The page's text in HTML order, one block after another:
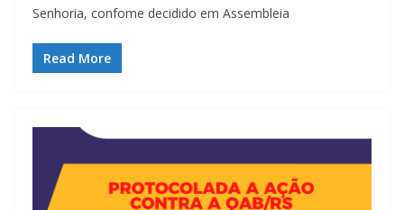
Senhoria, confome decidido em Assembleia
Read More